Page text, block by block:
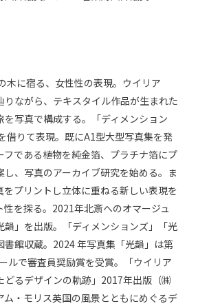
木に宿る、女性性の表現。ウイリア
りながら、テキスタイル作品が生まれた
を写真で構成する。「ディメンション
借りて表現。既にA1型大型写真集を発
フである植物を純金箔、プラチナ箔にプ
し、写真のアーカイブ研究を始める。ま
をプリントし立体に重ねる新しい表現を
性を探る。2021年北斎へのオマージュ
韻」を出版。「ディメンションズ」「光
書館収蔵。2024 年写真集「光韻」は第
ルで審査員奨励賞を受賞。「ウイリア
どるデザインの軌跡」2017年出版（㈱
ム・モリス英国の風景とともにめぐるデ